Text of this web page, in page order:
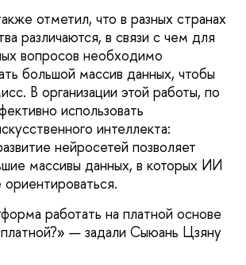
отметил, что в разных странах
различаются, в связи с чем для
вопросов необходимо
большой массив данных, чтобы
В организации этой работы, по
использовать
интеллекта:
нейросетей позволяет
массивы данных, в которых ИИ
работать на платной основе
— задали Сыюань Цзяну